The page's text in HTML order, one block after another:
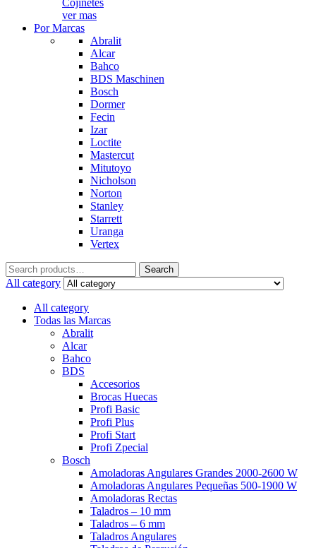
Cojinetes
ver mas
Por Marcas
Abralit
Alcar
Bahco
BDS Maschinen
Bosch
Dormer
Fecin
Izar
Loctite
Mastercut
Mitutoyo
Nicholson
Norton
Stanley
Starrett
Uranga
Vertex
Search
for:
Search
All category
All category
Todas las Marcas
Abralit
Alcar
Bahco
BDS
Accesorios
Brocas Huecas
Profi Basic
Profi Plus
Profi Start
Profi Zpecial
Bosch
Amoladoras Angulares Grandes 2000-2600 W
Amoladoras Angulares Pequeñas 500-1900 W
Amoladoras Rectas
Taladros – 10 mm
Taladros – 6 mm
Taladros Angulares